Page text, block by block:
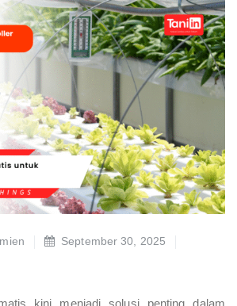
September 30, 2025
kini menjadi solusi penting dalam